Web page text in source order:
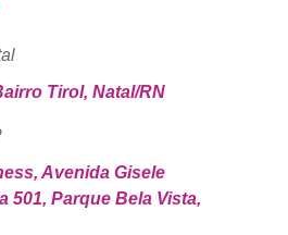
Tirol, Natal/RN
Avenida Gisele
501, Parque Bela Vista,